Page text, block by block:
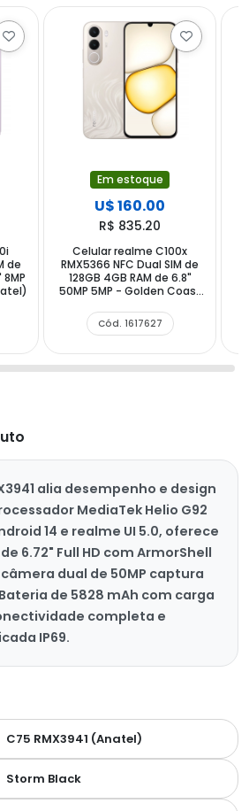
de
8MP
Em estoque
U$ 160.00
R$ 835.20
Celular realme C100x
RMX5366 NFC Dual SIM de
128GB 4GB RAM de 6.8"
50MP 5MP - Golden Coast
Cód. 1617627
alia desempenho e design
MediaTek Helio G92
14 e realme UI 5.0, oferece
6.72" Full HD com ArmorShell
câmera dual de 50MP captura
de 5828 mAh com carga
completa e
IP69.
C75 RMX3941 (Anatel)
Storm Black